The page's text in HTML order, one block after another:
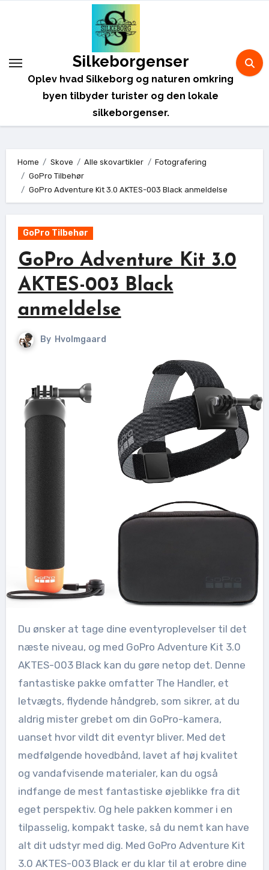
Silkeborgenser
Oplev hvad Silkeborg og naturen omkring
byen tilbyder turister og den lokale
silkeborgenser.
Home Skove Alle skovartikler
Fotografering
GoPro Tilbehør
GoPro Adventure Kit 3.0 AKTES-003 Black anmeldelse
GoPro Tilbehør
GoPro Adventure Kit 3.0
AKTES-003 Black
anmeldelse
By Hvolmgaard
Du ønsker at tage dine eventyroplevelser til det
næste niveau, og med GoPro Adventure Kit 3.0
AKTES-003 Black kan du gøre netop det. Denne
fantastiske pakke omfatter The Handler, et
letvægts, flydende håndgreb, som sikrer, at du
aldrig mister grebet om din GoPro-kamera,
uanset hvor vildt dit eventyr bliver. Med det
medfølgende hovedbånd, lavet af høj kvalitet
og vandafvisende materialer, kan du også
indfange de mest fantastiske øjeblikke fra dit
eget perspektiv. Og hele pakken kommer i en
tilpasselig, kompakt taske, så du nemt kan have
alt dit udstyr med dig. Med GoPro Adventure Kit
3.0 AKTES-003 Black er du klar til at erobre dine